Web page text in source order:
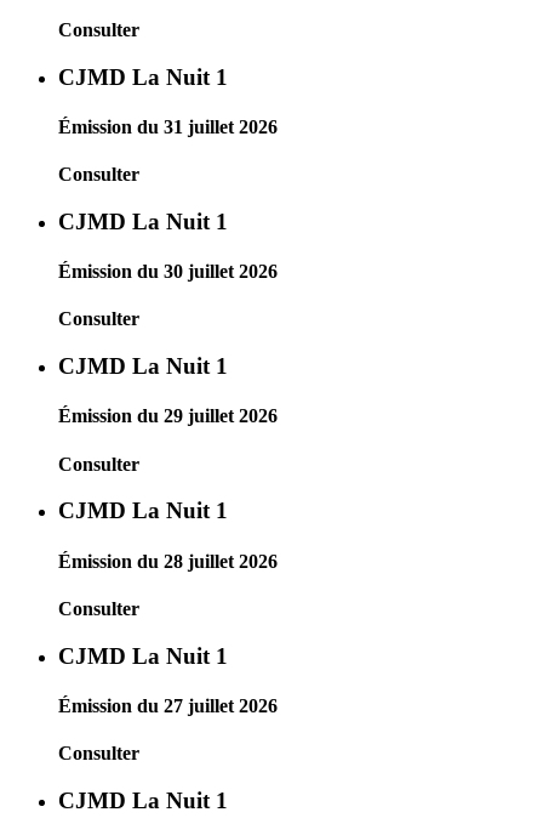
Consulter
CJMD La Nuit 1
Émission du 31 juillet 2026
Consulter
CJMD La Nuit 1
Émission du 30 juillet 2026
Consulter
CJMD La Nuit 1
Émission du 29 juillet 2026
Consulter
CJMD La Nuit 1
Émission du 28 juillet 2026
Consulter
CJMD La Nuit 1
Émission du 27 juillet 2026
Consulter
CJMD La Nuit 1